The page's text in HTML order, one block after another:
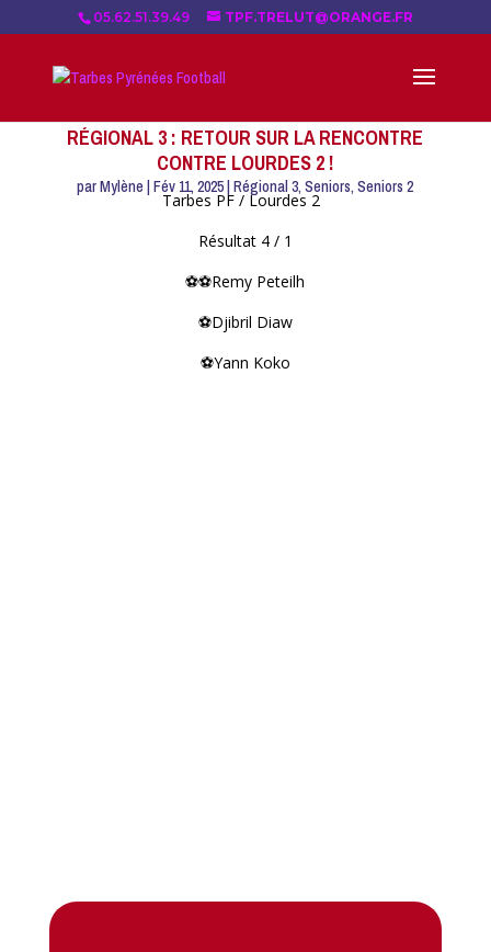
05.62.51.39.49 TPF.TRELUT@ORANGE.FR
RÉGIONAL 3 : RETOUR SUR LA RENCONTRE
CONTRE LOURDES 2 !
parMylène |Fév 11, 2025|Régional 3,Seniors,Seniors 2
Tarbes PF / Lourdes 2
Résultat 4 / 1
⚽⚽Remy Peteilh
⚽Djibril Diaw
⚽Yann Koko